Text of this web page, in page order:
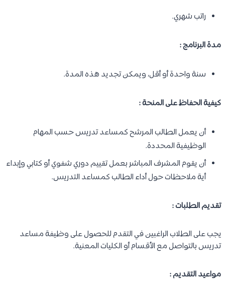
راتب شهري.
مدة البرنامج :
سنة واحدة أو أقل، ويمكن تجديد هذه المدة.
كيفية الحفاظ على المنحة :
أن يعمل الطالب المرشح كمساعد تدريس حسب المهام
الوظيفية المحددة.
أن يقوم المشرف المباشر بعمل تقييم دوري شفوي أو كتابي وإبداء
أية ملاحظات حول أداء الطالب كمساعد التدريس.
تقديم الطلبات :
يجب على الطلاب الراغبين في التقدم للحصول على وظيفة مساعد
تدريس بالتواصل مع الأقسام أو الكليات المعنية.
مواعيد التقديم :